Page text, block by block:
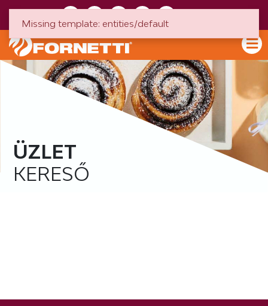
ÜZLET
KERESŐ
Missing template: entities/default